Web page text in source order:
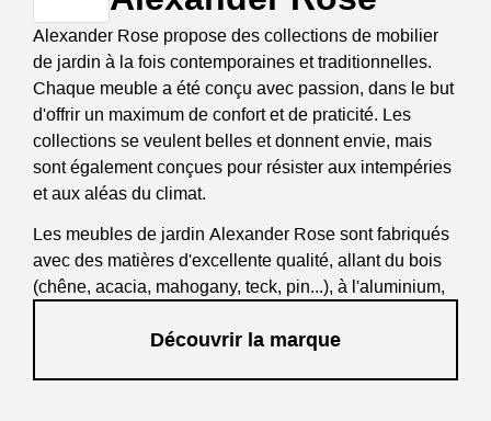
Alexander Rose propose des collections de mobilier
de jardin à la fois contemporaines et traditionnelles.
Chaque meuble a été conçu avec passion, dans le but
d'offrir un maximum de confort et de praticité. Les
collections se veulent belles et donnent envie, mais
sont également conçues pour résister aux intempéries
et aux aléas du climat.
Les meubles de jardin Alexander Rose sont fabriqués
avec des matières d'excellente qualité, allant du bois
(chêne, acacia, mahogany, teck, pin...), à l'aluminium,
esthétiques permettent de meubler des jardins dans un
Découvrir la marque